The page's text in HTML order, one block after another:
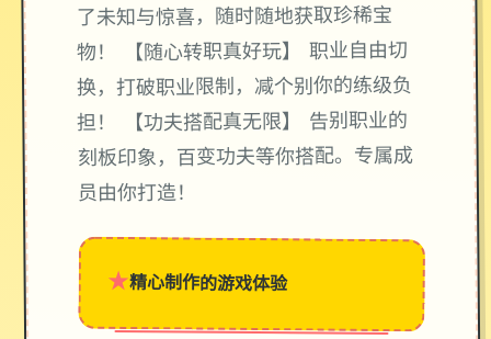
了未知与惊喜，随时随地获取珍稀宝
物！ 【随心转职真好玩】 职业自由切
换，打破职业限制，减个别你的练级负
担！ 【功夫搭配真无限】 告别职业的
刻板印象，百变功夫等你搭配。专属成
员由你打造！
★精心制作的游戏体验